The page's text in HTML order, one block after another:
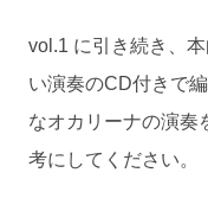
vol.1 に引き続き、
い演奏のCD付きで
なオカリーナの演奏
考にしてください。